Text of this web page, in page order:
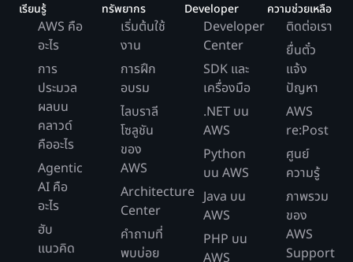
เรียนรู้
AWS คือ
อะไร
การ
ประมวล
ผลบน
คลาวด์
คืออะไร
Agentic
AI คือ
อะไร
ฮับ
แนวคิด
ทรัพยากร
เริ่มต้นใช้
งาน
การฝึก
อบรม
ไลบราลี
โซลูชัน
ของ
AWS
Architecture
Center
คำถามที่
พบบ่อย
Developer
Developer
Center
SDK และ
เครื่องมือ
.NET บน
AWS
Python
บน AWS
Java บน
AWS
PHP บน
AWS
ความช่วยเหลือ
ติดต่อเรา
ยื่นตั๋ว
แจ้ง
ปัญหา
AWS
re:Post
ศูนย์
ความรู้
ภาพรวม
ของ
AWS
Support